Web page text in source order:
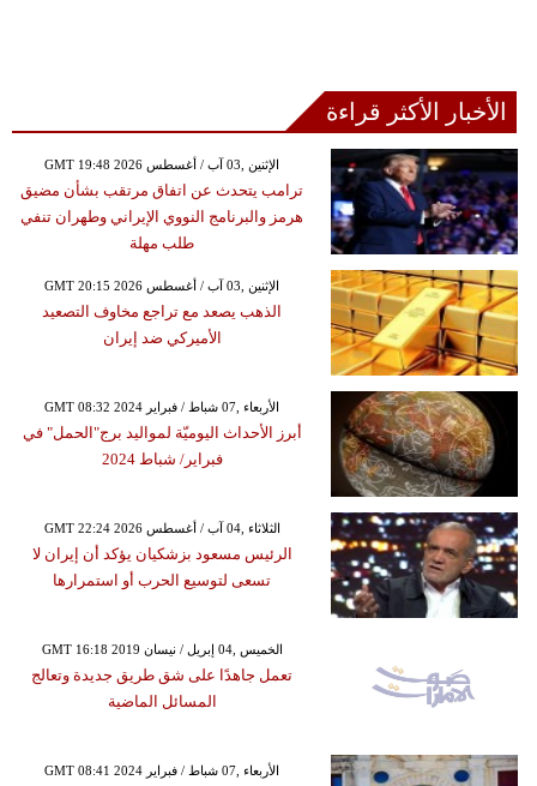
الأخبار الأكثر قراءة
GMT 19:48 2026 الإثنين ,03 آب / أغسطس
ترامب يتحدث عن اتفاق مرتقب بشأن مضيق
هرمز والبرنامج النووي الإيراني وطهران تنفي
طلب مهلة
GMT 20:15 2026 الإثنين ,03 آب / أغسطس
الذهب يصعد مع تراجع مخاوف التصعيد
الأميركي ضد إيران
GMT 08:32 2024 الأربعاء ,07 شباط / فبراير
أبرز الأحداث اليوميّة لمواليد برج"الحمل" في
فبراير/ شباط 2024
GMT 22:24 2026 الثلاثاء ,04 آب / أغسطس
الرئيس مسعود بزشكيان يؤكد أن إيران لا
تسعى لتوسيع الحرب أو استمرارها
GMT 16:18 2019 الخميس ,04 إبريل / نيسان
تعمل جاهدًا على شق طريق جديدة وتعالج
المسائل الماضية
GMT 08:41 2024 الأربعاء ,07 شباط / فبراير